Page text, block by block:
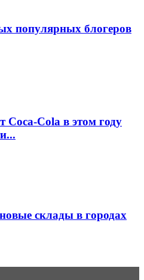
популярных блогеров
Coca-Cola в этом году
склады в городах